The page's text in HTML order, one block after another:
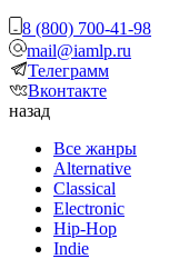
8 (800) 700-41-98
mail@iamlp.ru
Телеграмм
Вконтакте
назад
Все жанры
Alternative
Classical
Electronic
Hip-Hop
Indie